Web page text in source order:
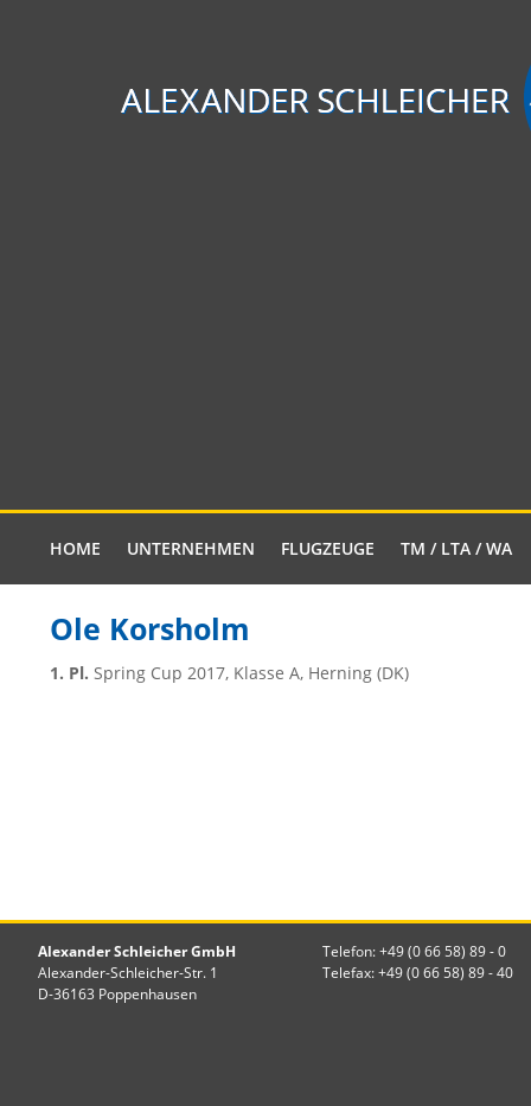
HOME UNTERNEHMEN FLUGZEUGE TM / LTA / WA
Ole Korsholm
1. Pl. Spring Cup 2017, Klasse A, Herning (DK)
Alexander Schleicher GmbH
Alexander-Schleicher-Str. 1
D-36163 Poppenhausen
Telefon: +49 (0 66 58) 89 - 0
Telefax: +49 (0 66 58) 89 - 40